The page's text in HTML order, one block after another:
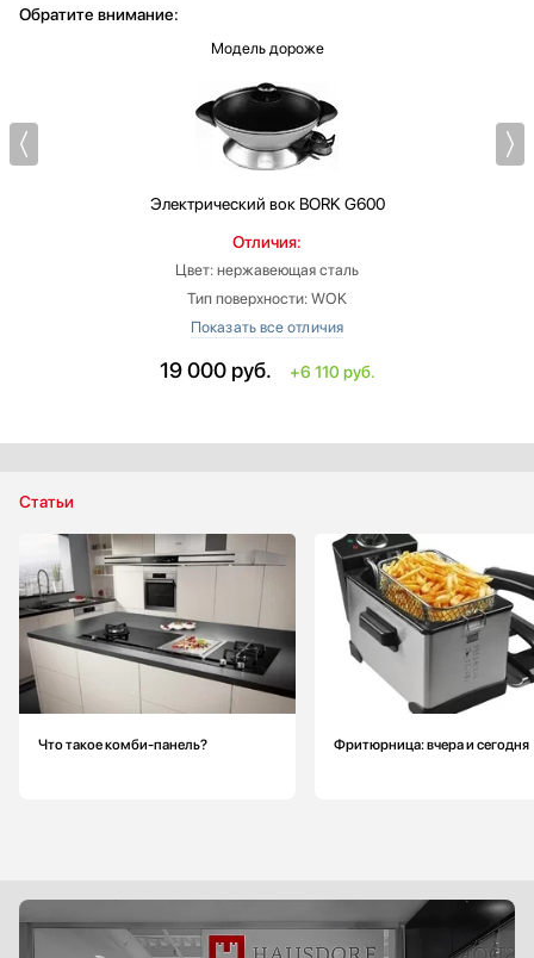
Обратите внимание:
Модель дороже
Электрический вокBORK G600
Отличия:
Цвет: нержавеющая сталь
Тип поверхности: WOK
Гарантия: меньше на 12 мес
Ширина: больше на 8 см
19 000 руб. +6 110 руб.
Статьи
Что такое комби-панель? Фритюрница: вчера и сегодня